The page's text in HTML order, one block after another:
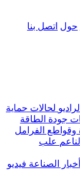
حول اتصل بنا
لحالات حماية
جودة الطاقة
وقواطع الفرامل
علب
أخبار الصناعة فيديو